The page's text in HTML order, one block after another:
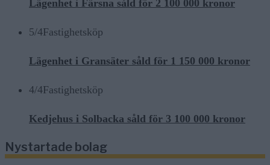
Lägenhet i Färsna såld för 2 100 000 kronor
5/4Fastighetsköp
Lägenhet i Gransäter såld för 1 150 000 kronor
4/4Fastighetsköp
Kedjehus i Solbacka såld för 3 100 000 kronor
Nystartade bolag